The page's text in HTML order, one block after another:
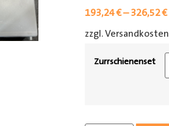
193,24€–326,52€
zzgl. Versandkosten
Zurrschienenset